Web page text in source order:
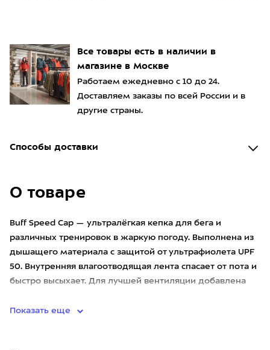
Все товары есть в наличии в
магазине в Москве
Работаем ежедневно с 10 до 24.
Доставляем заказы по всей России и в
другие страны.
Способы доставки
О товаре
Buff Speed Cap — ультралёгкая кепка для бега и
различных тренировок в жаркую погоду. Выполнена из
дышащего материала с защитой от ультрафиолета UPF
50. Внутренняя влагоотводящая лента спасает от пота и
быстро высыхает. Для лучшей вентиляции добавлена
Показать еще